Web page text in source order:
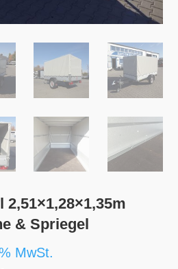
2,51×1,28×1,35m
& Spriegel
MwSt.